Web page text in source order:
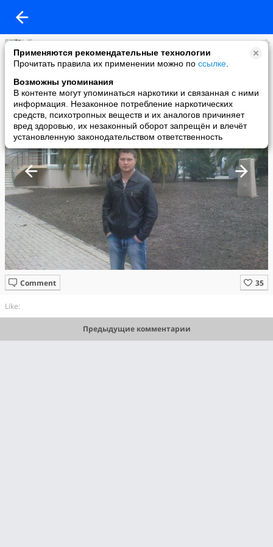
Применяются рекомендательные технологии
Прочитать правила их применении можно по ссылке
Возможны упоминания
В контенте могут упоминаться наркотики и связанная с ними
информация. Незаконное потребление наркотических
средств, психотропных веществ и их аналогов причиняет
вред здоровью, их незаконный оборот запрещён и влечёт
установленную законодательством ответственность
Александр
added a photo
11 Feb в 21:22
Comment
Like:
Предыдущие комментарии